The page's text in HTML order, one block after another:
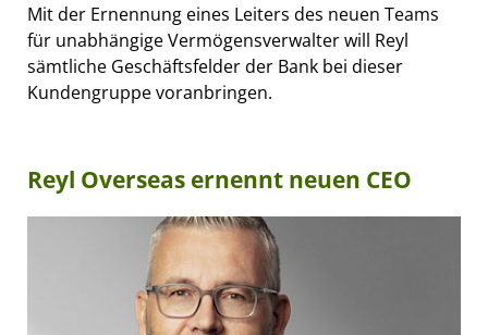
Mit der Ernennung eines Leiters des neuen Teams
für unabhängige Vermögensverwalter will Reyl
sämtliche Geschäftsfelder der Bank bei dieser
Kundengruppe voranbringen.
Reyl Overseas ernennt neuen CEO